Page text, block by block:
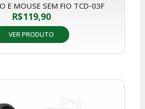
E MOUSE SEM FIO TCD-03F
R$119,90
VER PRODUTO